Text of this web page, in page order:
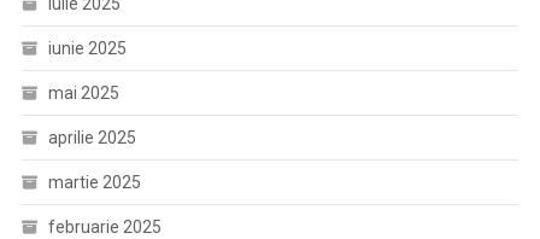
iulie 2025
iunie 2025
mai 2025
aprilie 2025
martie 2025
februarie 2025